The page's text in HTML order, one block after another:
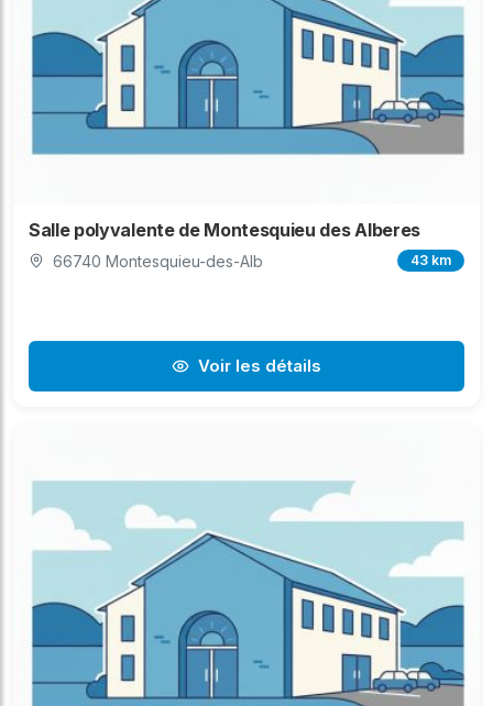
Salle polyvalente de Montesquieu des Alberes
66740 Montesquieu-des-Alb 43 km
Voir les détails